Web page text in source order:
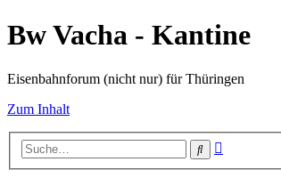
Bw Vacha - Kantine
Eisenbahnforum (nicht nur) für Thüringen
Zum Inhalt
Suche